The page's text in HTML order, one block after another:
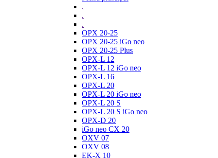
.
.
.
OPX 20-25
OPX 20-25 iGo neo
OPX 20-25 Plus
OPX-L 12
OPX-L 12 iGo neo
OPX-L 16
OPX-L 20
OPX-L 20 iGo neo
OPX-L 20 S
OPX-L 20 S iGo neo
OPX-D 20
iGo neo CX 20
OXV 07
OXV 08
EK-X 10